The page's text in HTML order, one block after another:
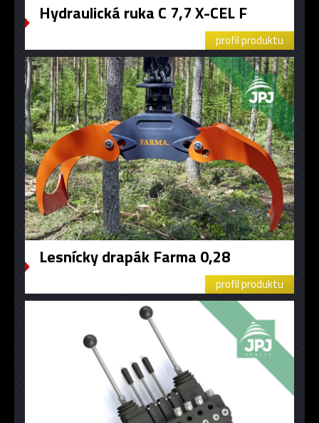
Hydraulická ruka C 7,7 X-CEL F
profil produktu
Lesnícky drapák Farma 0,28
profil produktu